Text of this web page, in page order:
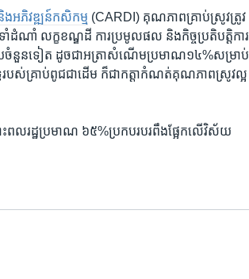
និង​អភិវឌ្ឍន៍​កសិកម្ ម​ (CARDI) ​គុណភាព​គ្រាប់​ស្រូវ​ត្រូវ​
ណាំ ​លក្ខខណ្ឌ​ដី ​ការ​ប្រមូល​ផល​ និង​កិច្ច​ប្រតិបត្តិ​ការ​
ន​ទៀត ​ដូចជា​អត្រា​សំណើម​ប្រមាណ​១៤%​សម្រាប់​
បស់​គ្រាប់​ពូជ​ជាដើម ​ក៏​ជា​កត្តា​កំណត់​គុណភាព​ស្រូវ​ល្អ​
ពលរដ្ឋ​ប្រមាណ​ ៦៥%​ប្រកប​របរ​ពឹង​ផ្អែក​លើ​វិស័យ​